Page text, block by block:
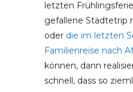
letzten
gefallene Städtetrip
oder die im letzten
Familienreise nach
können, dann
schnell, dass so